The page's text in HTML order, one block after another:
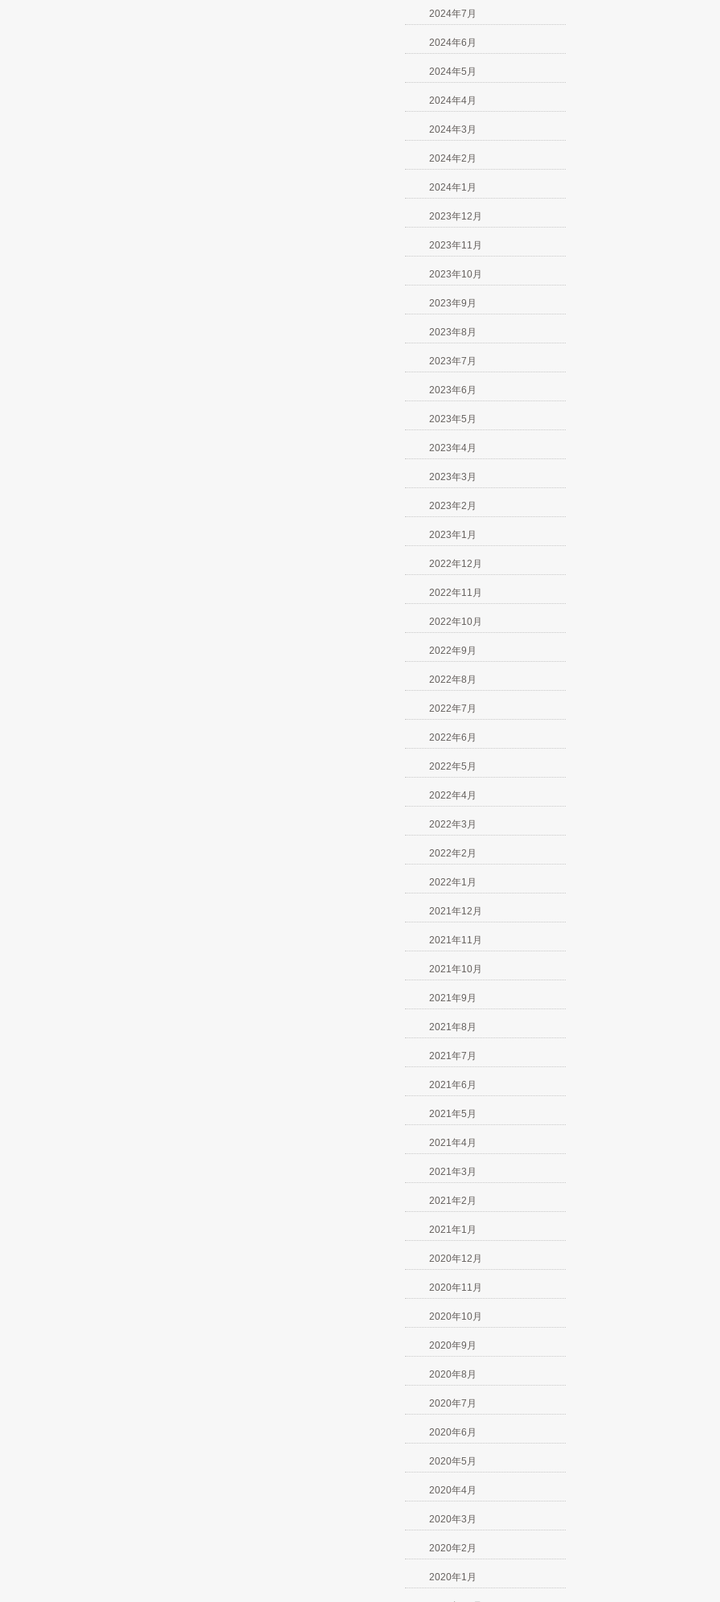
2024年7月
2024年6月
2024年5月
2024年4月
2024年3月
2024年2月
2024年1月
2023年12月
2023年11月
2023年10月
2023年9月
2023年8月
2023年7月
2023年6月
2023年5月
2023年4月
2023年3月
2023年2月
2023年1月
2022年12月
2022年11月
2022年10月
2022年9月
2022年8月
2022年7月
2022年6月
2022年5月
2022年4月
2022年3月
2022年2月
2022年1月
2021年12月
2021年11月
2021年10月
2021年9月
2021年8月
2021年7月
2021年6月
2021年5月
2021年4月
2021年3月
2021年2月
2021年1月
2020年12月
2020年11月
2020年10月
2020年9月
2020年8月
2020年7月
2020年6月
2020年5月
2020年4月
2020年3月
2020年2月
2020年1月